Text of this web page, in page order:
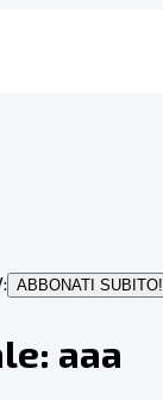
ABBONATI SUBITO!
aaa